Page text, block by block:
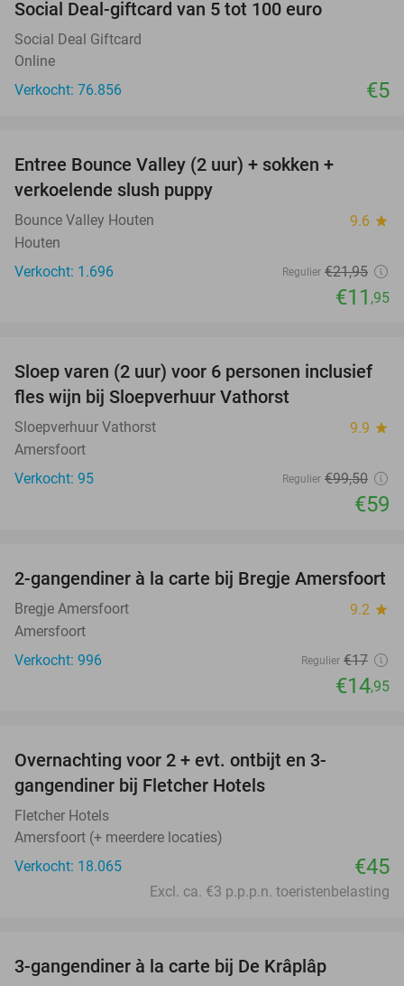
Social Deal-giftcard van 5 tot 100 euro
Social Deal Giftcard
Online
Verkocht: 76.856
€5
Entree Bounce Valley (2 uur) + sokken +
verkoelende slush puppy
Bounce Valley Houten 9.6 star
Houten
Verkocht: 1.696
Regulier €21,95
€11 ,95
41%
Sloep varen (2 uur) voor 6 personen inclusief
fles wijn bij Sloepverhuur Vathorst
Sloepverhuur Vathorst 9.9 star
Amersfoort
Verkocht: 95
Regulier €99,50
€59
12%
2-gangendiner à la carte bij Bregje Amersfoort
Bregje Amersfoort 9.2 star
Amersfoort
Verkocht: 996
Regulier €17
€14,95
Overnachting voor 2 + evt. ontbijt en 3-
gangendiner bij Fletcher Hotels
Fletcher Hotels
Amersfoort (+ meerdere locaties)
Verkocht: 18.065
€45
Excl. ca. €3 p.p.p.n. toeristenbelasting
3-gangendiner à la carte bij De Krâplâp